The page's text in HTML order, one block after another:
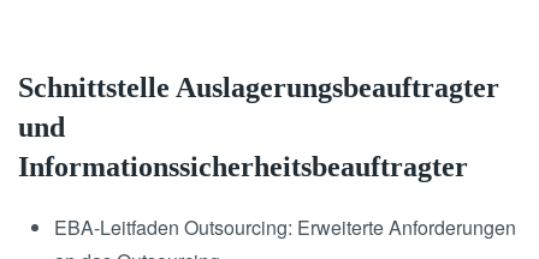
Schnittstelle Auslagerungsbeauftragter
und
Informationssicherheitsbeauftragter
EBA-Leitfaden Outsourcing: Erweiterte Anforderungen